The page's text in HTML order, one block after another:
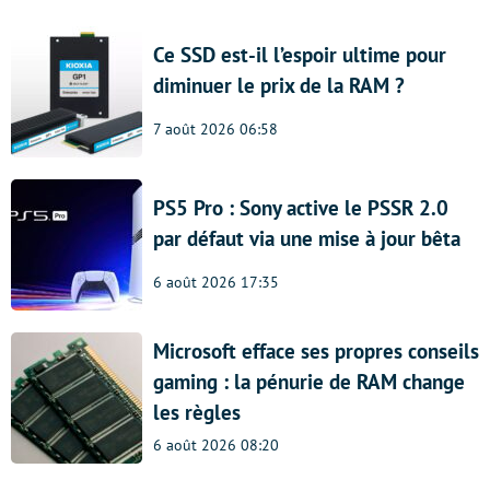
Ce SSD est-il l’espoir ultime pour
diminuer le prix de la RAM ?
7 août 2026 06:58
PS5 Pro : Sony active le PSSR 2.0
par défaut via une mise à jour bêta
6 août 2026 17:35
Microsoft efface ses propres conseils
gaming : la pénurie de RAM change
les règles
6 août 2026 08:20